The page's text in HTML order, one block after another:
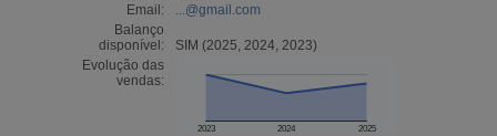
Email:
...@gmail.com
Balanço
disponível:
SIM (2025, 2024, 2023)
Evolução das
vendas:
2023 2024 2025